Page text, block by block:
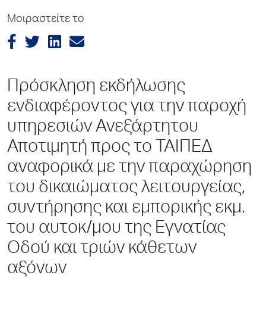
Μοιραστείτε το
Πρόσκληση εκδήλωσης
ενδιαφέροντος για την παροχή
υπηρεσιών Ανεξάρτητου
Αποτιμητή προς το ΤΑΙΠΕΔ
αναφορικά με την παραχώρηση
του δικαιώματος λειτουργείας,
συντήρησης και εμπορικής εκμ.
του αυτοκ/μου της Εγνατίας
Οδού και τριών κάθετων
αξόνων